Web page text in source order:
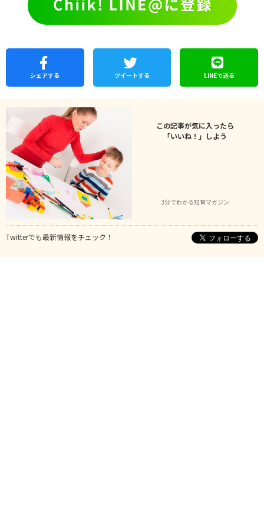
シェアする ツイートする LINEで送る
この記事が気に入ったら
「いいね！」しよう
3分でわかる知育マガジン
Twitterでも最新情報をチェック！